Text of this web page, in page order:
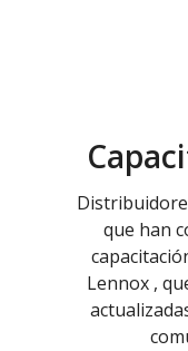
que han
Lennox ,